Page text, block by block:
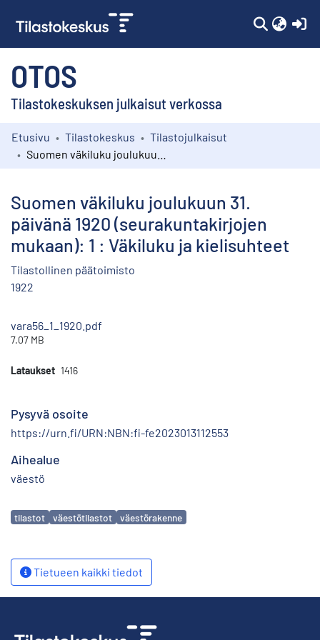
OTOS
Tilastokeskuksen julkaisut verkossa
Kokoelmat
Etusivu Tilastokeskus
Tilastojulkaisut
Suomen väkiluku joulukuun 31.
päivänä 1920 (seurakuntakirjojen
mukaan): 1 : Väkiluku ja kielisuhteet
Tilastollinen päätoimisto
1922
vara56_1_1920.pdf
7.07 MB
Lataukset 1416
Pysyvä osoite
https://urn.fi/URN:NBN:fi-fe2023013112553
Aihealue
väestö
Avainsanat
tilastot väestötilastot väestörakenne
Tietueen kaikki tiedot